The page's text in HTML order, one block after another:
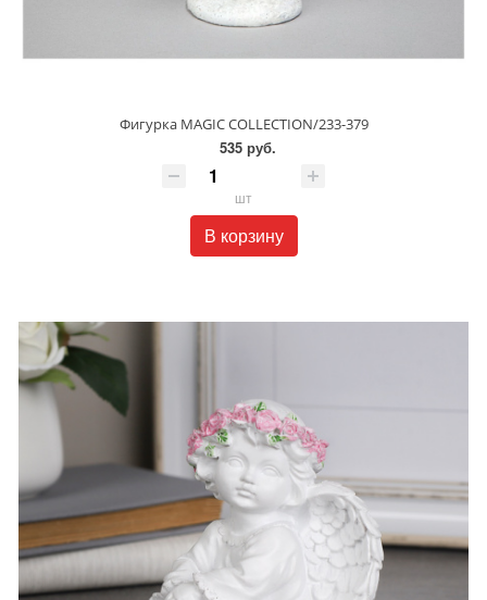
Фигурка MAGIC COLLECTION/233-379
535 руб.
шт
В корзину